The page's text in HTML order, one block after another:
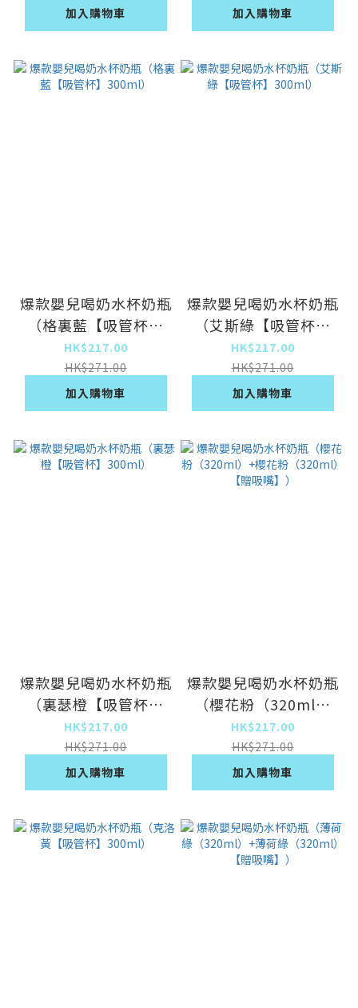
加入購物車
加入購物車
爆款嬰兒喝奶水杯奶瓶
（格裏藍【吸管杯】
300ml）
HK$217.00
HK$271.00
加入購物車
爆款嬰兒喝奶水杯奶瓶
（艾斯綠【吸管杯】
300ml）
HK$217.00
HK$271.00
加入購物車
爆款嬰兒喝奶水杯奶瓶
（裏瑟橙【吸管杯】
300ml）
HK$217.00
HK$271.00
加入購物車
爆款嬰兒喝奶水杯奶瓶
（櫻花粉（320ml）
+櫻花粉（320ml）
【贈吸嘴】）
HK$217.00
HK$271.00
加入購物車